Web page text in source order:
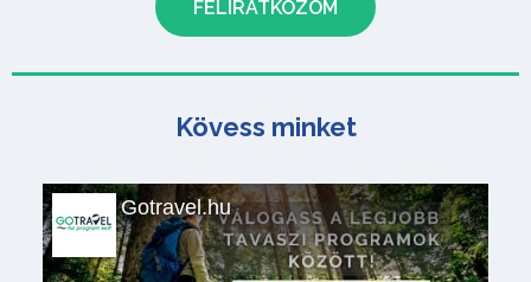
Kövess minket
Gotravel.hu